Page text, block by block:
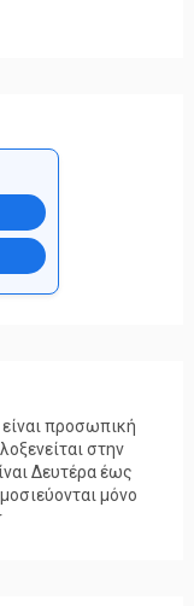
προσωπική
στην
Δευτέρα έως
μόνο